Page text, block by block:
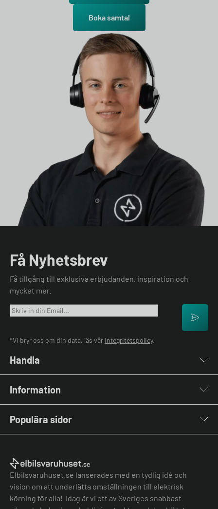
Boka samtal
Få Nyhetsbrev
Få tillgång till exklusiva erbjudanden, inspiration och
mycket mer.
*Vi bryr oss om din data, läs vår integritetspolicy.
Handla
Laddkablar
Kabelhållare
Stolpar & Fästen
Portabla Laddare
Övriga tillbehör
Information
Kontakta oss
Vanliga frågor & svar
El-lexikon
Installation
Grön teknik bidrag
Lastbalansering
Köpvillkor
Populära sidor
Elbilsladdare företag
Laddbox bäst i test
Bilmärken
Jämför laddboxar
Elbilsvaruhuset.se lanserades med en tydlig idé och
vision om att underlätta omställningen till elektrisk
körning för alla! Idag är vi ett av Sveriges snabbast